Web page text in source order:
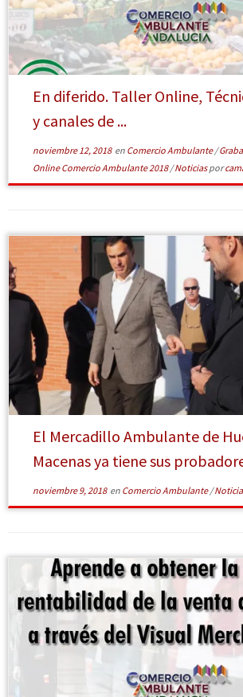
En diferido. Taller Online,
y canales de ...
noviembre 12, 2018en Comercio Ambulante/
Online Comercio Ambulante 2018/Noticiaspor
El Mercadillo Ambulante de
Macenas ya tiene sus
noviembre 9, 2018en Comercio Ambulante/